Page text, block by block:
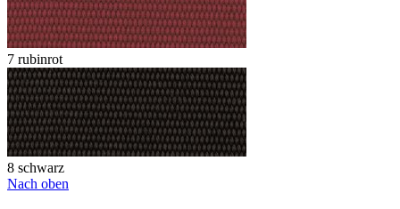
7 rubinrot
8 schwarz
Nach oben